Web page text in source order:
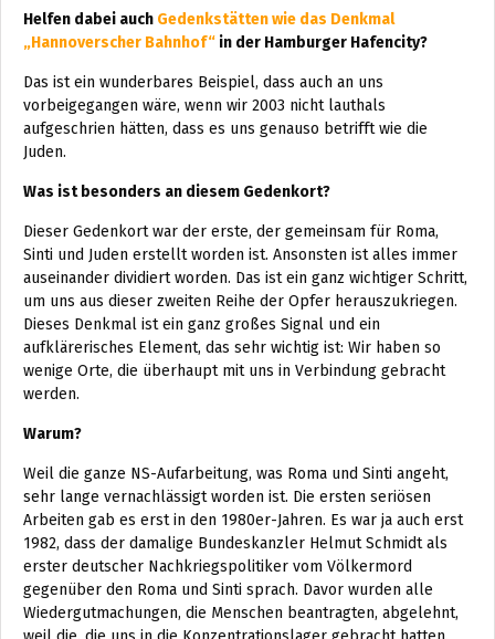
Helfen dabei auch Gedenkstätten wie das Denkmal
„Hannoverscher Bahnhof“ in der Hamburger Hafencity?
Das ist ein wunderbares Beispiel, dass auch an uns
vorbeigegangen wäre, wenn wir 2003 nicht lauthals
aufgeschrien hätten, dass es uns genauso betrifft wie die
Juden.
Was ist besonders an diesem Gedenkort?
Dieser Gedenkort war der erste, der gemeinsam für Roma,
Sinti und Juden erstellt worden ist. Ansonsten ist alles immer
auseinander dividiert worden. Das ist ein ganz wichtiger Schritt,
um uns aus dieser zweiten Reihe der Opfer herauszukriegen.
Dieses Denkmal ist ein ganz großes Signal und ein
aufklärerisches Element, das sehr wichtig ist: Wir haben so
wenige Orte, die überhaupt mit uns in Verbindung gebracht
werden.
Warum?
Weil die ganze NS-Aufarbeitung, was Roma und Sinti angeht,
sehr lange vernachlässigt worden ist. Die ersten seriösen
Arbeiten gab es erst in den 1980er-Jahren. Es war ja auch erst
1982, dass der damalige Bundeskanzler Helmut Schmidt als
erster deutscher Nachkriegspolitiker vom Völkermord
gegenüber den Roma und Sinti sprach. Davor wurden alle
Wiedergutmachungen, die Menschen beantragten, abgelehnt,